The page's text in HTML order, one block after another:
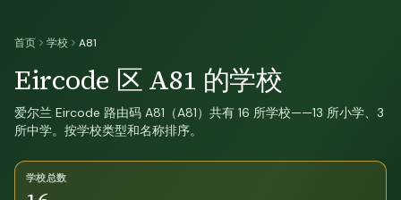
首页 学校 A81
Eircode 区 A81 的学校
爱尔兰 Eircode 路由码 A81（A81）共有 16 所学校——13 所小学、3
所中学。按学校类型和名称排序。
学校总数